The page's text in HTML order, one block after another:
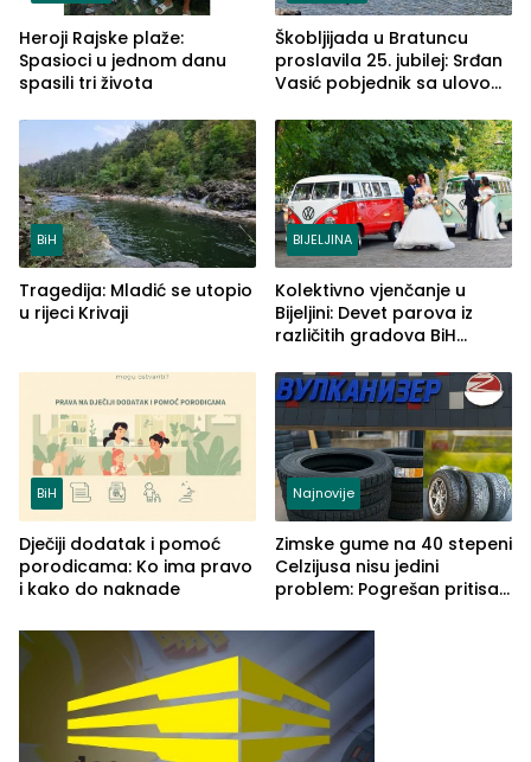
Heroji Rajske plaže:
Spasioci u jednom danu
spasili tri života
Škobljijada u Bratuncu
proslavila 25. jubilej: Srđan
Vasić pobjednik sa ulovom
BiH
Tragedija: Mladić se utopio
u rijeci Krivaji
BIJELJINA
Kolektivno vjenčanje u
Bijeljini: Devet parova iz
različitih gradova BiH
BiH
Dječiji dodatak i pomoć
porodicama: Ko ima pravo
i kako do naknade
Najnovije
Zimske gume na 40 stepeni
Celzijusa nisu jedini
problem: Pogrešan pritisak